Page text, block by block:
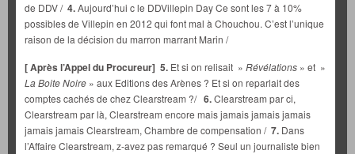
de DDV /4.Aujourd’hui c le DDVillepin Day Ce sont les 7 à 10%
possibles de Villepin en 2012 qui font mal à Chouchou. C’est l’unique
raison de la décision du marron marrant Marin /
[ Après l’Appel du Procureur] 5. Et si on relisait » Révélations » et »
La Boite Noire » aux Editions des Arènes ? Et si on reparlait des
comptes cachés de chez Clearstream ?/ 6.Clearstream par ci,
Clearstream par là, Clearstream encore mais jamais jamais jamais
jamais jamais Clearstream, Chambre de compensation /7. Dans
l’Affaire Clearstream, z-avez pas remarqué ? Seul un journaliste bien